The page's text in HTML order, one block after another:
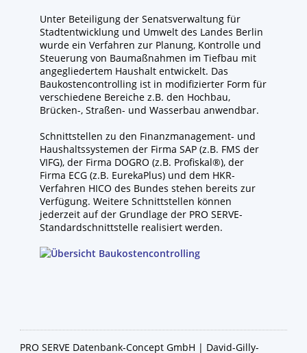
Unter Beteiligung der Senatsverwaltung für
Stadtentwicklung und Umwelt des Landes Berlin
wurde ein Verfahren zur Planung, Kontrolle und
Steuerung von Baumaßnahmen im Tiefbau mit
angegliedertem Haushalt entwickelt. Das
Baukostencontrolling ist in modifizierter Form für
verschiedene Bereiche z.B. den Hochbau,
Brücken-, Straßen- und Wasserbau anwendbar.
Schnittstellen zu den Finanzmanagement- und
Haushaltssystemen der Firma SAP (z.B. FMS der
VIFG), der Firma DOGRO (z.B. Profiskal®), der
Firma ECG (z.B. EurekaPlus) und dem HKR-
Verfahren HICO des Bundes stehen bereits zur
Verfügung. Weitere Schnittstellen können
jederzeit auf der Grundlage der PRO SERVE-
Standardschnittstelle realisiert werden.
PRO SERVE Datenbank-Concept GmbH | David-Gilly-